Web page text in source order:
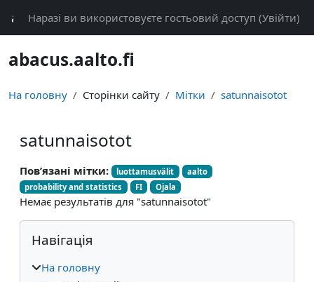
abacusНаразі ви використовуєте гостьовий доступ (Увійти)
abacus.aalto.fi
На головну Сторінки сайту Мітки satunnaisotot
satunnaisotot
Пов’язані мітки: luottamusvälit
aalto
probability and statistics
FI Ojala
Немає результатів для "satunnaisotot"
Блоки
Пропустити Навігація
Навігація
На головну